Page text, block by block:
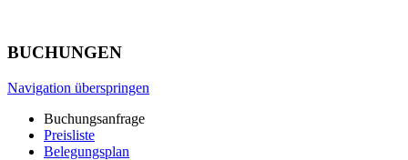
BUCHUNGEN
Navigation überspringen
Buchungsanfrage
Preisliste
Belegungsplan